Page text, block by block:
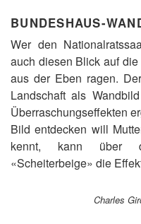
a
f
ü
r
t
u
n
s
d
u
r
c
e
n
w
i
r
m
i
d
e
r
T
r
BUNDESHAUS-
Wer den
auch diesen Blick auf
aus der Eben ragen.
Landschaft als
Überraschungseffekten
Bild entdecken will
kennt, kann über
«Scheiterbeige» die
Charles